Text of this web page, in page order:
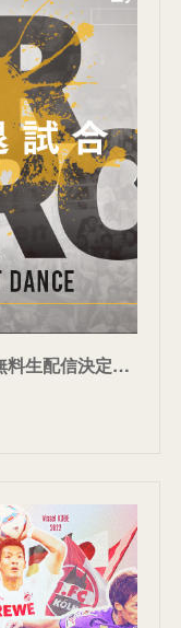
【梁勇基引退試合】Lemino独占無料生配信決定のお知らせ